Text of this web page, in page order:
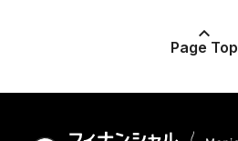
Page Top